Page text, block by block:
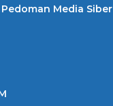
Pedoman Media Siber